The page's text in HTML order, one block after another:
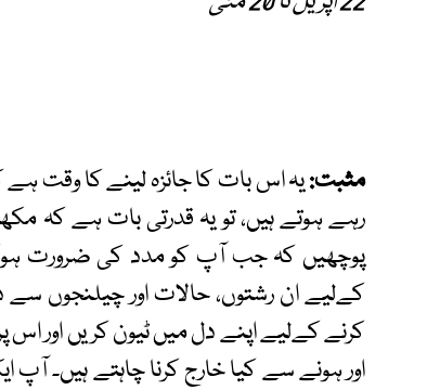
مثبت:یہ اس بات کا جائزہ لینے کا وقت ہے
رہے ہوتے ہیں، تو یہ قدرتی بات ہے کہ
پوچھیں کہ جب آپ کو مدد کی ضرورت
کےلیے ان رشتوں، حالات اور چیلنجوں سے
کرنے کےلیے اپنے دل میں ٹیون کریں اور اس
اور ہونے سے کیا خارج کرنا چاہتے ہیں۔ آپ